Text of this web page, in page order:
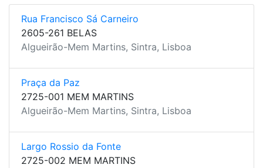
Rua Francisco Sá Carneiro
2605-261 BELAS
Algueirão-Mem Martins, Sintra, Lisboa
Praça da Paz
2725-001 MEM MARTINS
Algueirão-Mem Martins, Sintra, Lisboa
Largo Rossio da Fonte
2725-002 MEM MARTINS